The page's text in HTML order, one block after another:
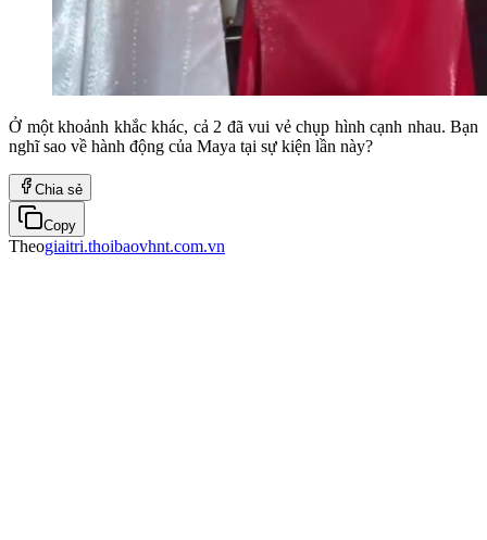
Ở một khoảnh khắc khác, cả 2 đã vui vẻ chụp hình cạnh nhau. Bạn
nghĩ sao về hành động của Maya tại sự kiện lần này?
Chia sẻ
Copy
Theogiaitri.thoibaovhnt.com.vn